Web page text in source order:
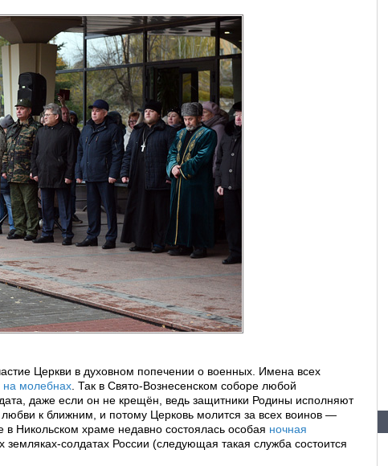
Церкви в духовном попечении о военных. Имена всех
на молебнах. Так в Свято-Вознесенском соборе любой
даже если он не крещён, ведь защитники Родины исполняют
к ближним, и потому Церковь молится за всех воинов —
Никольском храме недавно состоялась особая ночная
солдатах России (следующая такая служба состоится